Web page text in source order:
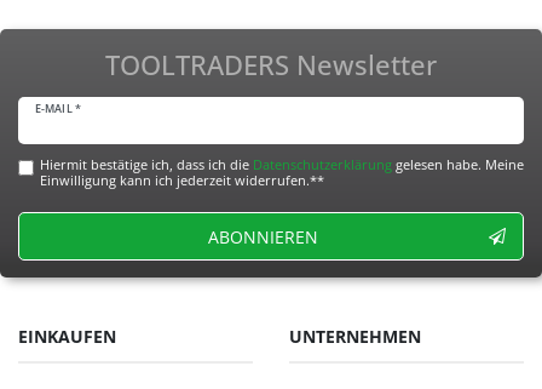
TOOLTRADERS Newsletter
E-MAIL *
Hiermit bestätige ich, dass ich die Daten­schutz­erklärunggelesen habe. Meine
Einwilligung kann ich jederzeit widerrufen.**
ABONNIEREN
EINKAUFEN UNTERNEHMEN